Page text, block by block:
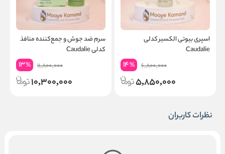
اسپری بیوتی الکسیر کدلی
Caudalie
6,800,000
14%
5,850,000
سرم ضد جوش و جمع‌کننده منافذ
کدلی Caudalie
11,800,000
13%
10,300,000
نظرات کاربران